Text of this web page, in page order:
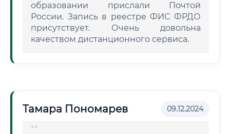
образовании прислали Почтой
России. Запись в реестре ФИС ФРДО
присутствует. Очень довольна
качеством дистанционного сервиса.
Тамара Пономарев 09.12.2024